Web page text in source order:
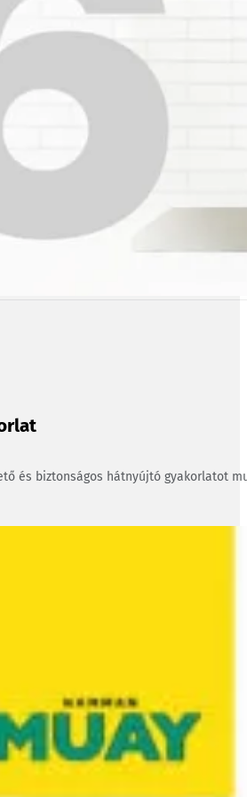
és biztonságos hátnyújtó gyakorlatot